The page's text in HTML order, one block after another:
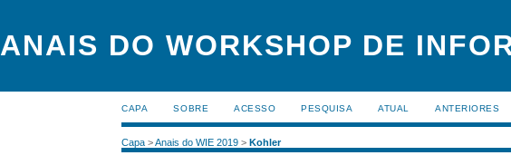
ANAIS DO WORKSHOP DE
CAPA SOBRE ACESSO PESQUISA ATUAL ANTERIORES
Capa >Anais do WIE 2019 >Kohler